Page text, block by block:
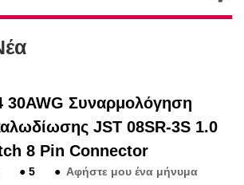
30AWG Συναρμολόγηση
JST 08SR-3S 1.0
8 Pin Connector
● 5 ● Αφήστε μου ένα μήνυμα